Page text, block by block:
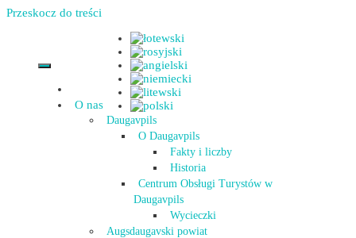
Przeskocz do treści
O nas
Daugavpils
O Daugavpils
Fakty i liczby
Historia
Centrum Obsługi Turystów w
Daugavpils
Wycieczki
Augsdaugavski powiat